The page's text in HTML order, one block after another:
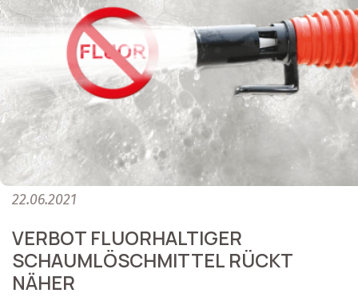
22.06.2021
VERBOT FLUORHALTIGER
SCHAUMLÖSCHMITTEL RÜCKT
NÄHER